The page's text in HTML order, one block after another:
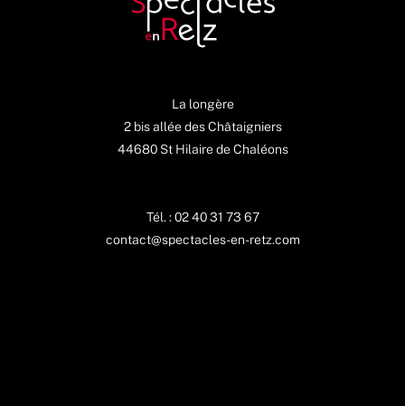
La longère
2 bis allée des Châtaigniers
44680 St Hilaire de Chaléons
Tél. : 02 40 31 73 67
contact@spectacles-en-retz.com